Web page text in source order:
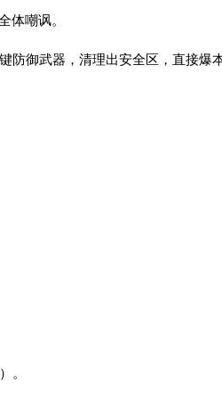
体嘲讽。
防御武器，清理出安全区，直接爆本
。